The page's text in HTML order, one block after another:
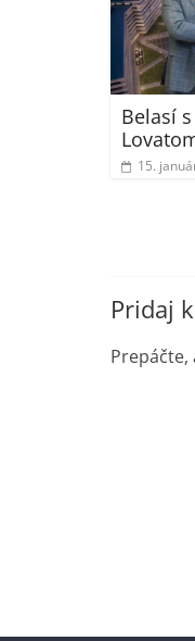
Belasí
15.
Pridaj